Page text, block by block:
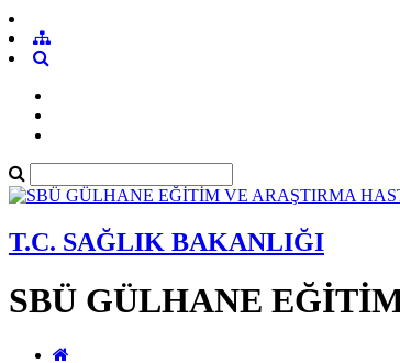
T.C. SAĞLIK BAKANLIĞI
SBÜ GÜLHANE